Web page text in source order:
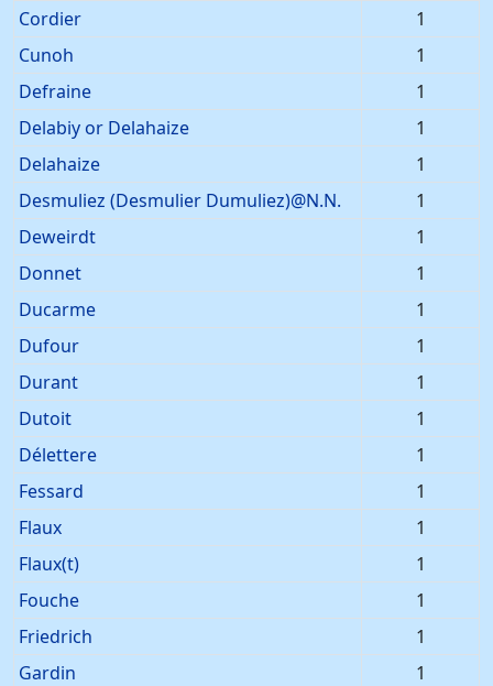
Cordier
1
Cunoh
1
Defraine
1
Delabiy or Delahaize
1
Delahaize
1
Desmuliez (Desmulier Dumuliez)@N.N.
1
Deweirdt
1
Donnet
1
Ducarme
1
Dufour
1
Durant
1
Dutoit
1
Délettere
1
Fessard
1
Flaux
1
Flaux(t)
1
Fouche
1
Friedrich
1
Gardin
1